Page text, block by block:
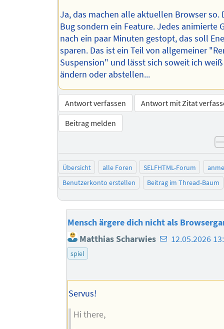
Ja, das machen alle aktuellen Browser so.
Bug sondern ein Feature. Jedes animierte
nach ein paar Minuten gestopt, das soll
sparen. Das ist ein Teil von allgemeiner
Suspension" und lässt sich soweit ich
ändern oder abstellen...
Antwort verfassen
Antwort mit Zitat
Beitrag melden
Übersicht alle Foren SELFHTML-Forum
Benutzerkonto erstellen
Beitrag im Thread-Baum
Mensch ärgere dich nicht als
Matthias Scharwies E-
des
12.05.2026
spiel
Servus!
Hi there,